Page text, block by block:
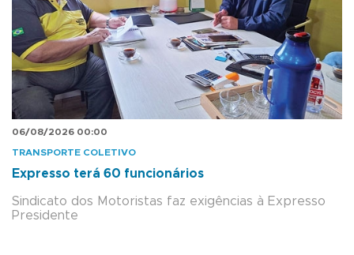
06/08/2026 00:00
TRANSPORTE COLETIVO
Expresso terá 60 funcionários
Sindicato dos Motoristas faz exigências à Expresso
Presidente